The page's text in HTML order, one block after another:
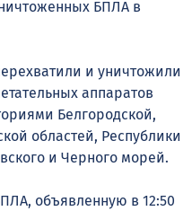
БПЛА в
и уничтожили
аппаратов
Белгородской,
областей, Республики
и Черного морей.
объявленную в 12:50